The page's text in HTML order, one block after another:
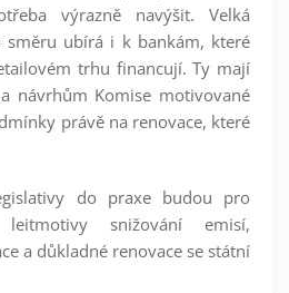
výrazně navýšit. Velká
ubírá i k bankám, které
trhu financují. Ty mají
návrhům Komise motivované
právě na renovace, které
do praxe budou pro
snižování emisí,
a důkladné renovace se státní